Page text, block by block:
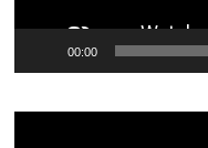
00:00